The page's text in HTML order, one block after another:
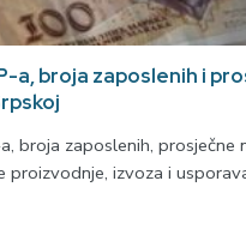
a, broja zaposlenih i
broja zaposlenih, prosječne
proizvodnje, izvoza i